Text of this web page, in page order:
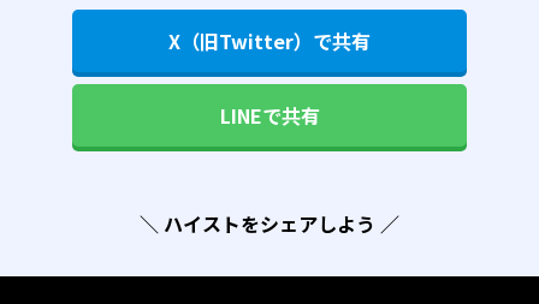
X（旧Twitter）で共有
LINEで共有
＼ ハイストをシェアしよう ／